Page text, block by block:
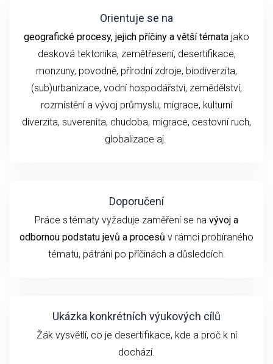
Orientuje se na
geografické procesy, jejich příčiny a větší témata jako
desková tektonika, zemětřesení, desertifikace,
monzuny, povodně, přírodní zdroje, biodiverzita,
(sub)urbanizace, vodní hospodářství, zemědělství,
rozmístění a vývoj průmyslu, migrace, kulturní
diverzita, suverenita, chudoba, migrace, cestovní ruch,
globalizace aj.
Doporučení
Práce s tématy vyžaduje zaměření se na vývoj a
odbornou podstatu jevů a procesů v rámci probíraného
tématu, pátrání po příčinách a důsledcích.
Ukázka konkrétních výukových cílů
Žák vysvětlí, co je desertifikace, kde a proč k ní
dochází.